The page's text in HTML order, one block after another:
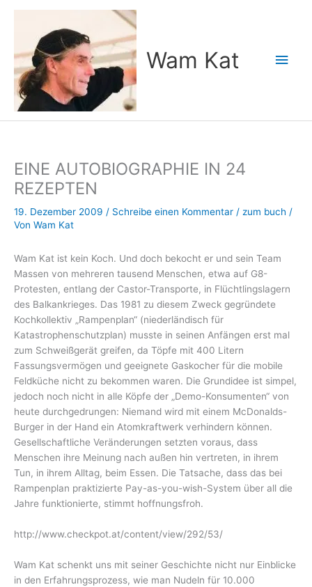
Wam Kat
EINE AUTOBIOGRAPHIE IN 24
REZEPTEN
19. Dezember 2009 / Schreibe einen Kommentar / zum buch /
Von Wam Kat
Wam Kat ist kein Koch. Und doch bekocht er und sein Team
Massen von mehreren tausend Menschen, etwa auf G8-
Protesten, entlang der Castor-Transporte, in Flüchtlingslagern
des Balkankrieges. Das 1981 zu diesem Zweck gegründete
Kochkollektiv „Rampenplan“ (niederländisch für
Katastrophenschutzplan) musste in seinen Anfängen erst mal
zum Schweißgerät greifen, da Töpfe mit 400 Litern
Fassungsvermögen und geeignete Gaskocher für die mobile
Feldküche nicht zu bekommen waren. Die Grundidee ist simpel,
jedoch noch nicht in alle Köpfe der „Demo-Konsumenten“ von
heute durchgedrungen: Niemand wird mit einem McDonalds-
Burger in der Hand ein Atomkraftwerk verhindern können.
Gesellschaftliche Veränderungen setzten voraus, dass
Menschen ihre Meinung nach außen hin vertreten, in ihrem
Tun, in ihrem Alltag, beim Essen. Die Tatsache, dass das bei
Rampenplan praktizierte Pay-as-you-wish-System über all die
Jahre funktionierte, stimmt hoffnungsfroh.
http://www.checkpot.at/content/view/292/53/
Wam Kat schenkt uns mit seiner Geschichte nicht nur Einblicke
in den Erfahrungsprozess, wie man Nudeln für 10.000